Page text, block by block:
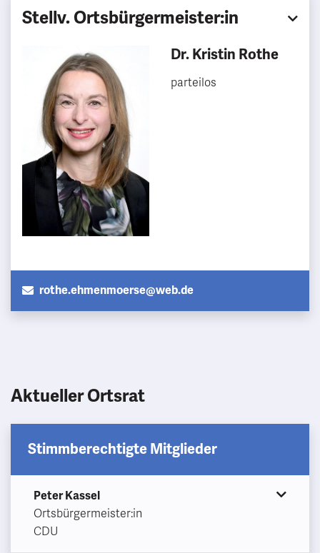
Stellv. Ortsbürgermeister:in
Dr. Kristin Rothe
parteilos
rothe.ehmenmoerse@web.de
Aktueller Ortsrat
Stimmberechtigte Mitglieder
Peter Kassel
Ortsbürgermeister:in
CDU